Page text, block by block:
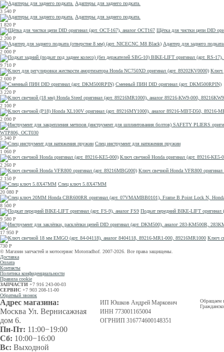
Адаптеры для заднего подката.
3 540 Р
Адаптеры для заднего подката.
1 820 Р
Щётка для чистки цепи DID
2 200 Р
Адаптер для заднего
2 000 Р
9 710 Р
Ключ
2 600 Р
Сменный ПИН DID оригинал (арт. DKM500RPIN)
3 220 Р
2 100 Р
2 090 Р
WTP806, OCT030
5 340 Р
Спец инструмент для натяжения пружин
1 060 Р
Ключ свечной Honda оригинал (арт. 89216-KE5-
2 260 Р
Ключ свечной Honda VFR800 оригинал
2 150 Р
Спец ключ 5.8X47MM
20 080 Р
8 500 Р
Подкат передний BIKE-LIFT оригинал
9 580 Р
17 950 Р
Ключ
730 Р
© Магазин запчастей и мотосервис Motorradhof. 2007-2026. Все права защищены.
Доставка
Оплата
Контакты
Политика конфиденциальности
Правила cookie
ЗАПЧАСТИ +7 916 243-00-03
СЕРВИС +7 903 208-11-00
Обратный звонок
Адрес магазина:
Москва Ул. Вернисажная
дом 6.
Пн-Пт: 11:00−19:00
Сб: 10:00−16:00
Вс: Выходной
ИП Юшков Андрей Маркович
ИНН 773001165004
ОГРНИП 316774600148351
Обращаем